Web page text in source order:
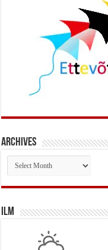
Archives
Archives
Ilm